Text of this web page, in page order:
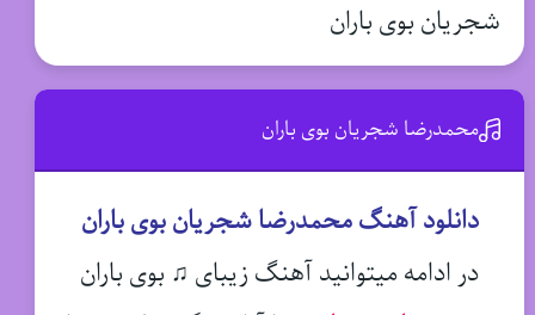
شجریان بوی باران
محمدرضا شجریان بوی باران
دانلود آهنگ محمدرضا شجریان بوی باران
در ادامه میتوانید آهنگ زیبای ♫ بوی باران